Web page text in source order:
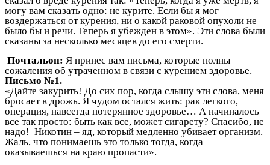
могу вам сказать одно: не курите. Если бы я мог
воздержаться от курения, ни о какой раковой опухоли не
было бы и речи. Теперь я убежден в этом». Эти слова были
сказаны за несколько месяцев до его смерти.
Почтальон: Я принес вам письма, которые полны
сожаления об утраченном в связи с курением здоровье.
Письмо №1.
«Дайте закурить! До сих пор, когда слышу эти слова, меня
бросает в дрожь. Я чудом остался жить: рак легкого,
операция, навсегда потерянное здоровье… А начиналось
все так просто: быть как все, может сигарету? Спасибо, не
надо! Никотин – яд, который медленно убивает организм.
Жаль, что понимаешь это только тогда, когда
оказываешься на краю пропасти».